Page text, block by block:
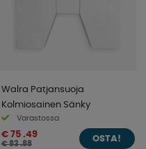
Walra Patjansuoja
Kolmiosainen Sänky
Varastossa
€ 75 .49
€ 83 .88
OSTA!